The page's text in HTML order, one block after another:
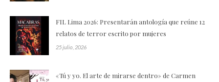
FIL Lima 2026: Presentarán antología que reúne 12
relatos de terror escrito por mujeres
25 julio, 2026
«Tú y yo. El arte de mirarse dentro» de Carmen